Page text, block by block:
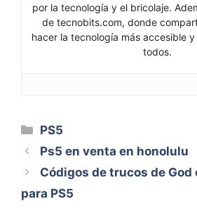
por la tecnología y el bricolaje.
de tecnobits.com, donde
hacer la tecnología más accesible
todos.
Categorías
PS5
Ps5 en venta en honolulu
Códigos de trucos de God
para PS5